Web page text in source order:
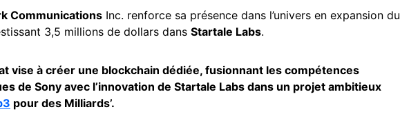
Communications Inc. renforce sa présence dans l’univers en expansion du
3,5 millions de dollars dans Startale Labs.
vise à créer une blockchain dédiée, fusionnant les compétences
de Sony avec l’innovation de Startale Labs dans un projet ambitieux
pour des Milliards’.